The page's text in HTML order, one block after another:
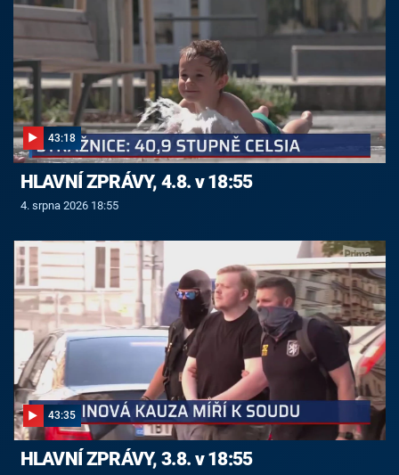
43:18
HLAVNÍ ZPRÁVY, 4.8. v 18:55
4. srpna 2026 18:55
43:35
HLAVNÍ ZPRÁVY, 3.8. v 18:55